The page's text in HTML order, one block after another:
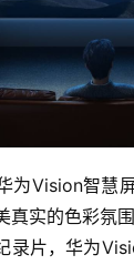
为Vision智慧
真实的色彩氛
录片，华为